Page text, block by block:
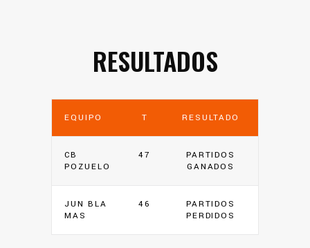
RESULTADOS
EQUIPO T RESULTADO
CB
POZUELO
47
PARTIDOS
GANADOS
JUN BLA
MAS
46
PARTIDOS
PERDIDOS